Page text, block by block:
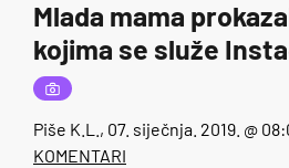
Mlada mama
kojima se služe
Piše K.L. , 07. siječnja. 2019. @
KOMENTARI